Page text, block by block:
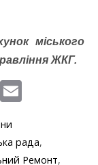
міського
ЖКГ.
Pr
ai
l
рада,
Ремонт,